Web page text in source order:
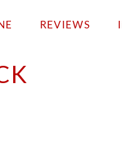
REVIEWS